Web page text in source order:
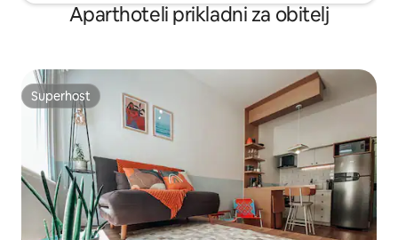
Aparthoteli prikladni za obitelj
Superhost
Superhost